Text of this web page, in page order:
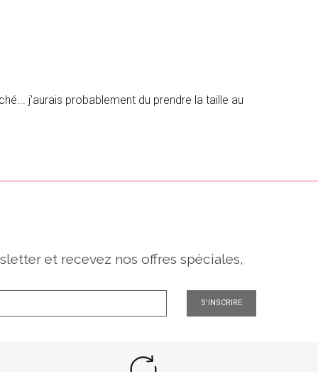
j'aurais probablement du prendre la taille au
et recevez nos offres spéciales,
S'INSCRIRE